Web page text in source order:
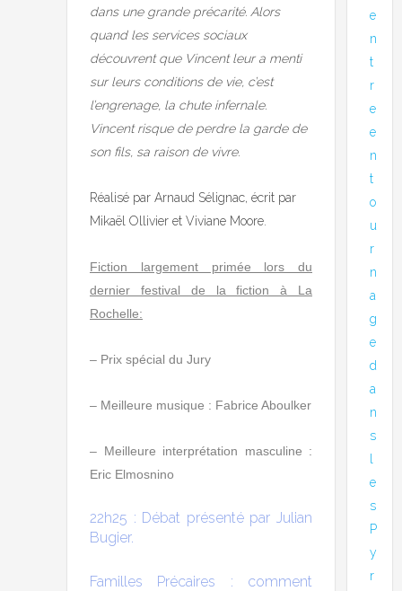
dans une grande précarité. Alors
quand les services sociaux
découvrent que Vincent leur a menti
sur leurs conditions de vie, c’est
l’engrenage, la chute infernale.
Vincent risque de perdre la garde de
son fils, sa raison de vivre.
Réalisé par Arnaud Sélignac, écrit par
Mikaël Ollivier et Viviane Moore.
Fiction largement primée lors du
dernier festival de la fiction à La
Rochelle:
– Prix spécial du Jury
– Meilleure musique : Fabrice Aboulker
– Meilleure interprétation masculine :
Eric Elmosnino
22h25 : Débat présenté par Julian
Bugier.
Familles Précaires : comment
e
n
t
r
e
e
n
t
o
u
r
n
a
g
e
d
a
n
s
e
s
P
y
r